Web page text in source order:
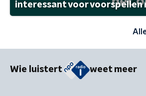
interessant voor voorspellen
Wie luistert weet meer